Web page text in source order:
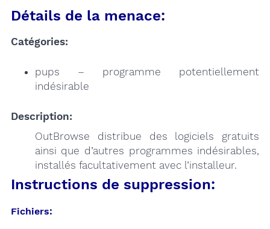
Détails de la menace:
Catégories:
pups – programme potentiellement
indésirable
Description:
OutBrowse distribue des logiciels gratuits
ainsi que d’autres programmes indésirables,
installés facultativement avec l’installeur.
Instructions de suppression:
Fichiers: